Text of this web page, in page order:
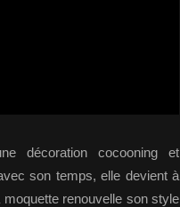
décoration cocooning et
son temps, elle devient à
renouvelle son style